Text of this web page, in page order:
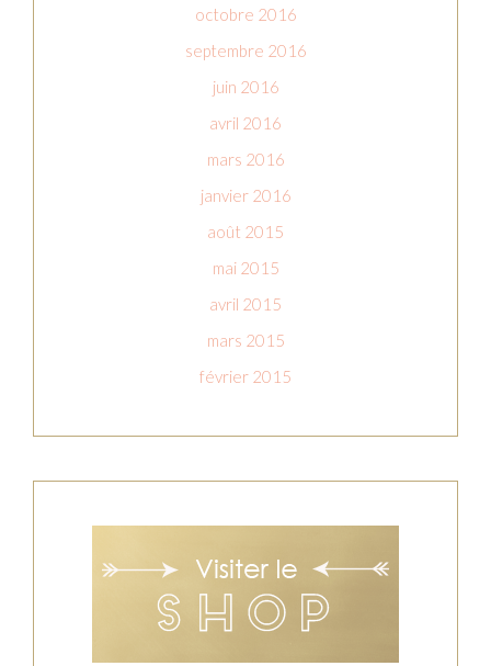
octobre 2016
septembre 2016
juin 2016
avril 2016
mars 2016
janvier 2016
août 2015
mai 2015
avril 2015
mars 2015
février 2015